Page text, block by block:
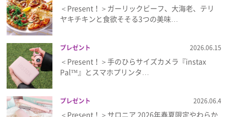
＜Present！＞ガーリックビーフ、大海老、テリ
ヤキチキンと食欲そそる3つの美味…
プレゼント 2026.06.15
＜Present！＞手のひらサイズカメラ『instax
Pal™』とスマホプリンタ…
プレゼント 2026.06.4
＜Present！＞サロニア 2026年春夏限定やわらか